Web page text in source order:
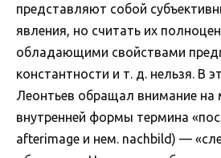
представляют собой
явления, но считать их
обладающими свойствами
константности и т. д. нельзя. В
Леонтьев обращал внимание на
внутренней формы термина
afterimage и нем. nachbild) —